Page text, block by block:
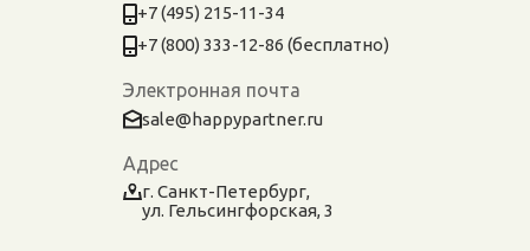
+7 (495) 215-11-34
+7 (800) 333-12-86 (бесплатно)
Электронная почта
sale@happypartner.ru
Адрес
г. Санкт-Петербург,
ул. Гельсингфорская, 3